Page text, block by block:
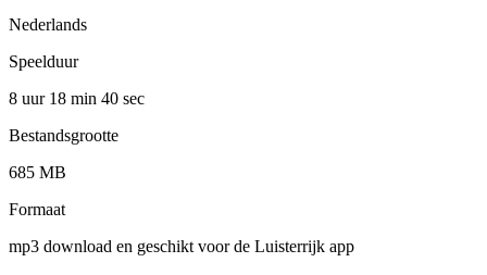
Nederlands
Speelduur
8 uur 18 min 40 sec
Bestandsgrootte
685 MB
Formaat
mp3 download en geschikt voor de Luisterrijk app